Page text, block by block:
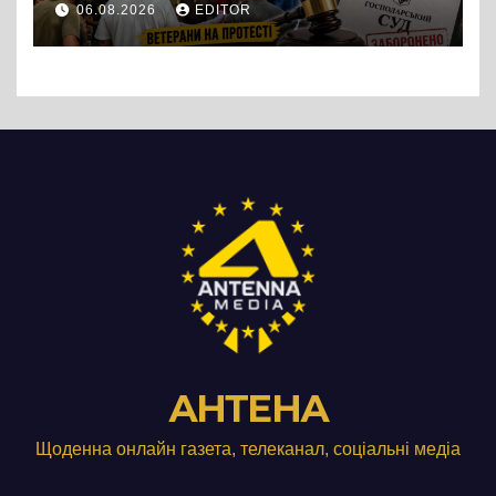
підприємства ТОВ «Омега
Три», що займається
06.08.2026 EDITOR
АНТЕНА
Щоденна онлайн газета, телеканал, соціальні медіа